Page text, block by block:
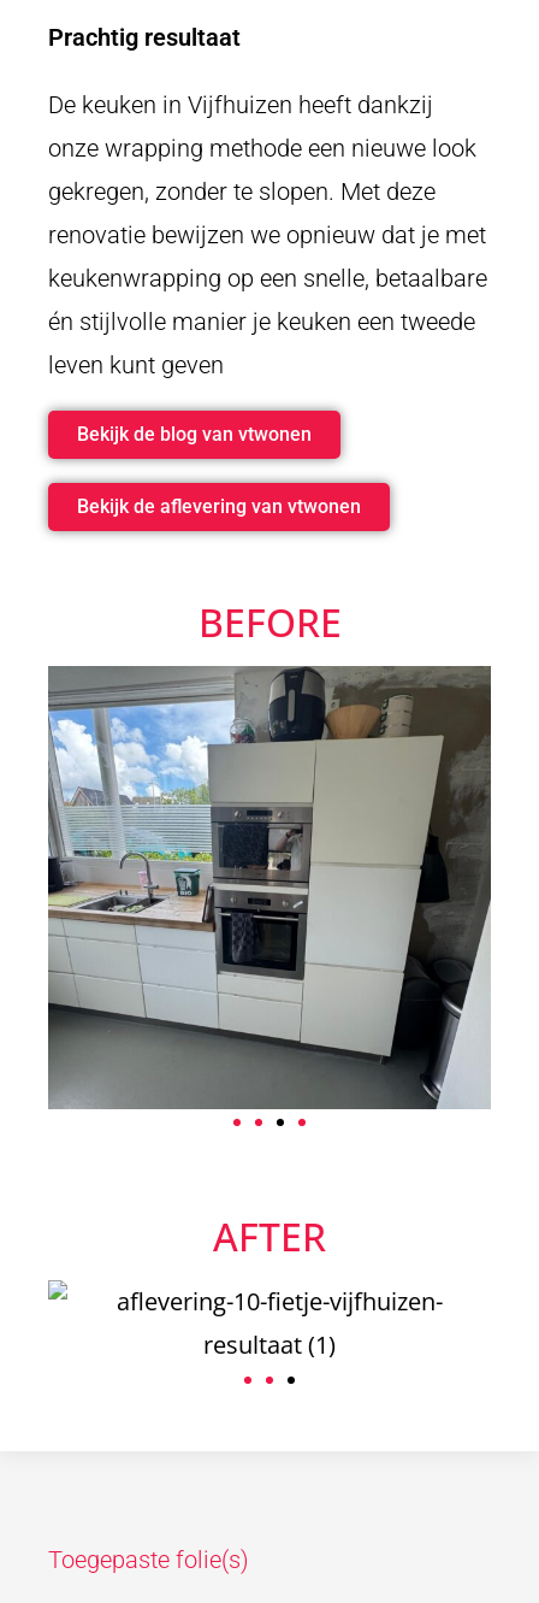
Prachtig resultaat
De keuken in Vijfhuizen heeft dankzij
onze wrapping methode een nieuwe look
gekregen, zonder te slopen. Met deze
renovatie bewijzen we opnieuw dat je met
keukenwrapping op een snelle, betaalbare
én stijlvolle manier je keuken een tweede
leven kunt geven
Bekijk de blog van vtwonen
Bekijk de aflevering van vtwonen
BEFORE
AFTER
Toegepaste folie(s)